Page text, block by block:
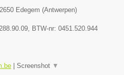
2650 Edegem (Antwerpen)
, BTW-nr: 0451.520.944
Screenshot ▼